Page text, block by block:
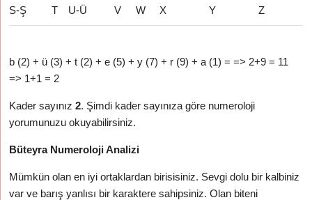
S-Ş T U-Ü V W X Y Z
b (2) + ü (3) + t (2) + e (5) + y (7) + r (9) + a (1) = => 2+9 = 11
=> 1+1 = 2
Kader sayınız2. Şimdi kader sayınıza göre numeroloji
yorumunuzu okuyabilirsiniz.
Büteyra Numeroloji Analizi
Mümkün olan en iyi ortaklardan birisisiniz. Sevgi dolu bir kalbiniz
var ve barış yanlısı bir karaktere sahipsiniz. Olan biteni